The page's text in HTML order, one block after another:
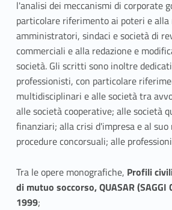
l'analisi dei meccanismi di corporate
particolare riferimento ai poteri e alla
amministratori, sindaci e società di
commerciali e alla redazione e
società. Gli scritti sono inoltre
professionisti, con particolare
multidisciplinari e alle società tra
alle società cooperative; alle società
finanziari; alla crisi d'impresa e al
procedure concorsuali; alle
Tra le opere monografiche, Profili
di mutuo soccorso, QUASAR (SAGGI
1999;